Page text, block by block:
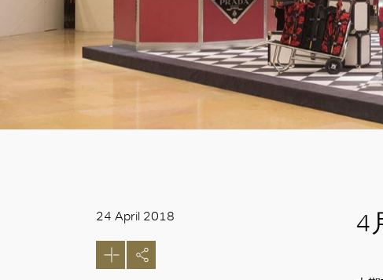
24 April 2018 4